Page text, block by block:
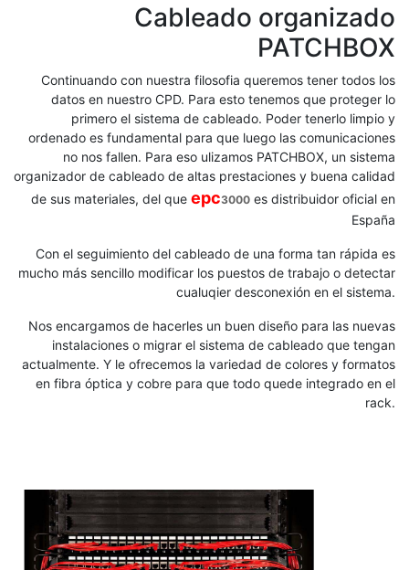
Cableado organizado
PATCHBOX
Continuando con nuestra filosofia queremos tener todos los
datos en nuestro CPD. Para esto tenemos que proteger lo
primero el sistema de cableado. Poder tenerlo limpio y
ordenado es fundamental para que luego las comunicaciones
no nos fallen. Para eso ulizamos PATCHBOX, un sistema
organizador de cableado de altas prestaciones y buena calidad
de sus materiales, del que epc3000 es distribuidor oficial en
España
Con el seguimiento del cableado de una forma tan rápida es
mucho más sencillo modificar los puestos de trabajo o detectar
cualuqier desconexión en el sistema.
Nos encargamos de hacerles un buen diseño para las nuevas
instalaciones o migrar el sistema de cableado que tengan
actualmente. Y le ofrecemos la variedad de colores y formatos
en fibra óptica y cobre para que todo quede integrado en el
rack.